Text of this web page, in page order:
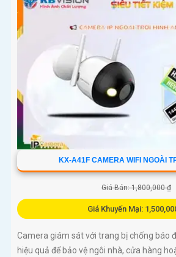
KX-A41F CAMERA WIFI NGOÀI
Giá Bán: 1,800,000 ₫
Giá Khuyến Mại:
Camera giám sát với trang bị chống báo
hiệu quả để bảo vệ ngôi nhà, cửa hàng